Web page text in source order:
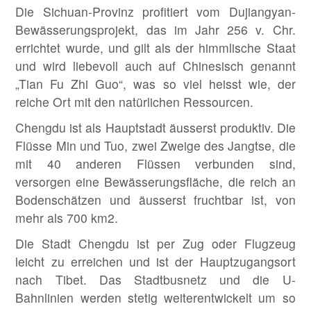
Die Sichuan-Provinz profitiert vom Dujiangyan-
Bewässerungsprojekt, das im Jahr 256 v. Chr.
errichtet wurde, und gilt als der himmlische Staat
und wird liebevoll auch auf Chinesisch genannt
„Tian Fu Zhi Guo“, was so viel heisst wie, der
reiche Ort mit den natürlichen Ressourcen.
Chengdu ist als Hauptstadt äusserst produktiv. Die
Flüsse Min und Tuo, zwei Zweige des Jangtse, die
mit 40 anderen Flüssen verbunden sind,
versorgen eine Bewässerungsfläche, die reich an
Bodenschätzen und äusserst fruchtbar ist, von
mehr als 700 km2.
Die Stadt Chengdu ist per Zug oder Flugzeug
leicht zu erreichen und ist der Hauptzugangsort
nach Tibet. Das Stadtbusnetz und die U-
Bahnlinien werden stetig weiterentwickelt um so